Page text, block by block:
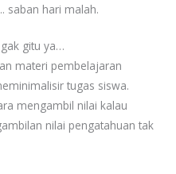
saban hari malah.
gitu ya…
materi pembelajaran
tugas siswa.
mengambil nilai kalau
nilai pengatahuan tak